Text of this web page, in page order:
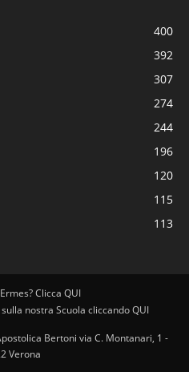
400
392
307
274
244
196
120
115
113
Clicca QUI
nostra Scuola cliccando QUI
Bertoni via C. Montanari, 1 -
Verona